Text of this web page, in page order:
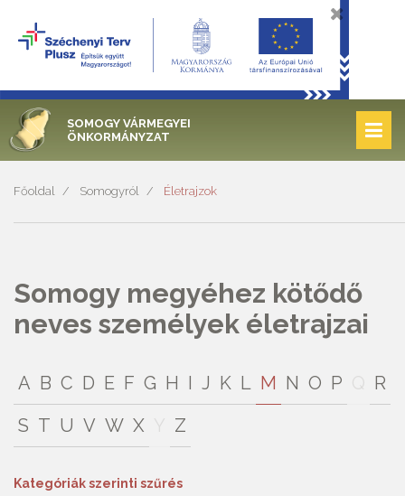
SOMOGY VÁRMEGYEI
ÖNKORMÁNYZAT
Főoldal Somogyról Életrajzok
Somogy megyéhez kötődő
neves személyek életrajzai
A B C D E F G H I J K L M N O P
R
S T U V W X Z
Kategóriák szerinti szűrés